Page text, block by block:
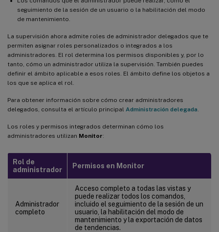
seguimiento de la sesión de un usuario o la habilitación del modo
de mantenimiento.
La supervisión ahora admite roles de administrador delegados que te
permiten asignar roles personalizados o integrados a los
administradores. El rol determina los permisos disponibles y, por lo
tanto, cómo un administrador utiliza la supervisión. También puedes
definir el ámbito aplicable a esos roles. El ámbito define los objetos a
los que se aplica el rol.
Para obtener información sobre cómo crear administradores
delegados, consulta el artículo principal Administración delegada
Los roles y permisos integrados determinan cómo los
administradores utilizan Monitor:
Rol de
administrador
Permisos en Monitor
Administrador
completo
Acceso completo a todas las vistas y
puede realizar todos los comandos,
incluido el seguimiento de la sesión de un
usuario, la habilitación del modo de
mantenimiento y la exportación de datos
de tendencias.